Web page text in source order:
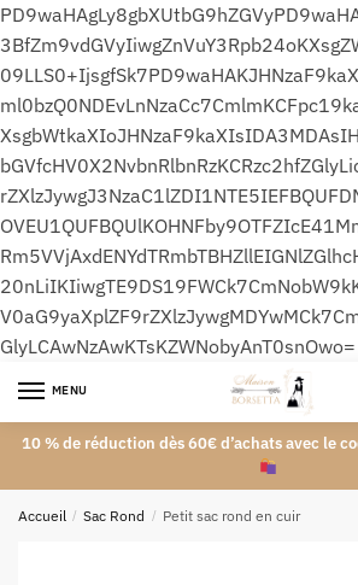
GlyLCAwNzAwKTsKZWNobyAnT0snOwo=
MENU
10 % de réduction dès 60€ d’achats avec le
Accueil / Sac Rond / Petit sac rond en cuir